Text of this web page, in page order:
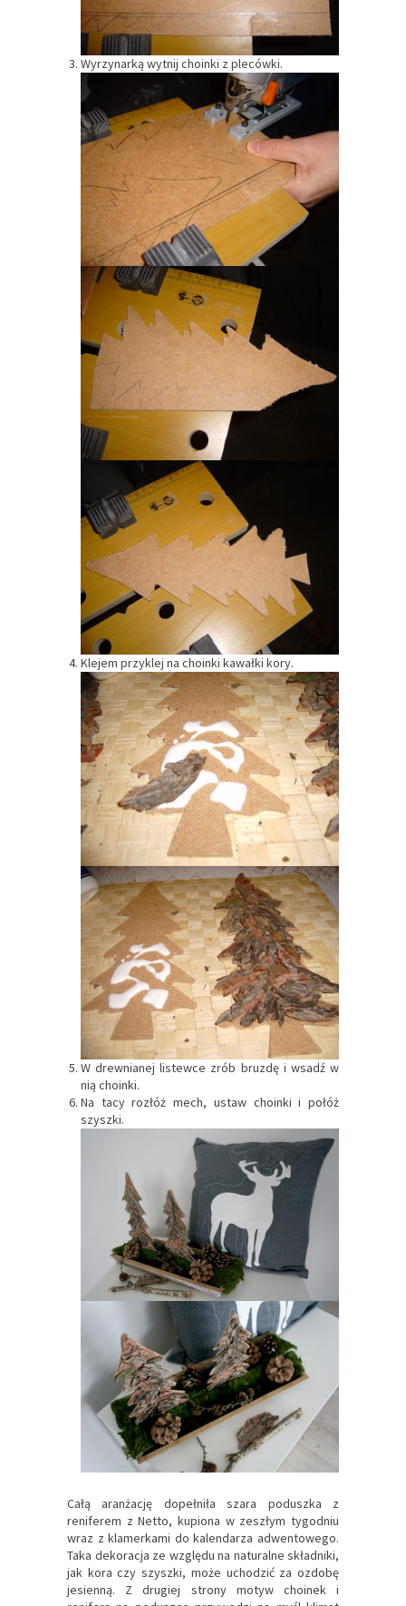
Wyrzynarką wytnij choinki z plecówki.
Klejem przyklej na choinki kawałki kory.
W drewnianej listewce zrób bruzdę i wsadź w
nią choinki.
Na tacy rozłóż mech, ustaw choinki i połóż
szyszki.
Całą aranżację dopełniła szara poduszka z
reniferem z Netto, kupiona w zeszłym tygodniu
wraz z klamerkami do kalendarza adwentowego.
Taka dekoracja ze względu na naturalne składniki,
jak kora czy szyszki, może uchodzić za ozdobę
jesienną. Z drugiej strony motyw choinek i